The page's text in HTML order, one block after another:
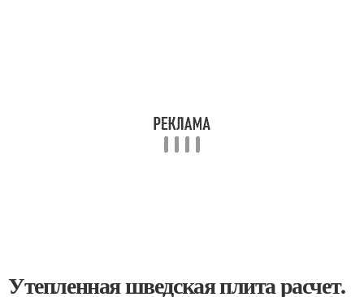
Утепленная шведская плита расчет.